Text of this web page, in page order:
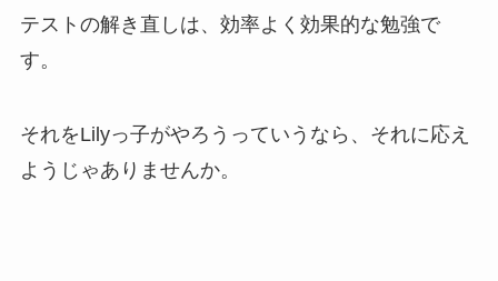
テストの解き直しは、効率よく効果的な勉強で
す。
それをLilyっ子がやろうっていうなら、それに応え
ようじゃありませんか。